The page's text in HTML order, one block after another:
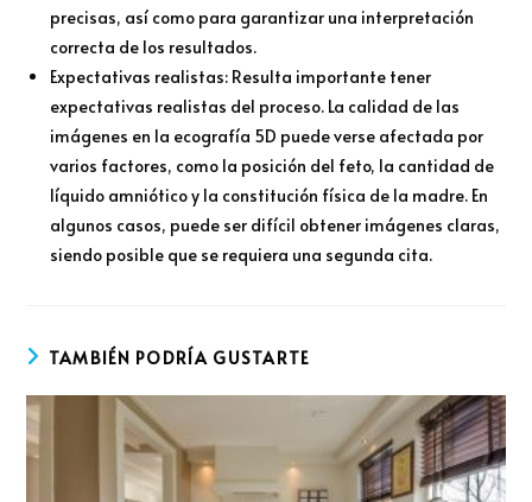
precisas, así como para garantizar una interpretación
correcta de los resultados.
Expectativas realistas: Resulta importante tener
expectativas realistas del proceso. La calidad de las
imágenes en la ecografía 5D puede verse afectada por
varios factores, como la posición del feto, la cantidad de
líquido amniótico y la constitución física de la madre. En
algunos casos, puede ser difícil obtener imágenes claras,
siendo posible que se requiera una segunda cita.
TAMBIÉN PODRÍA GUSTARTE